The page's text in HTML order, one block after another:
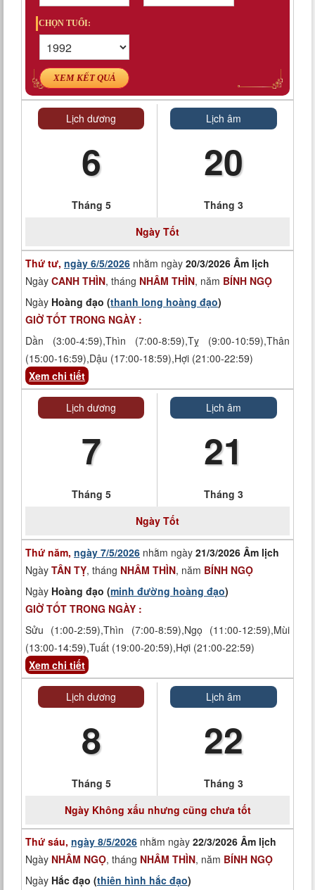
CHỌN TUỔI:
XEM KẾT QUẢ
Lịch dương
6
Tháng 5
Lịch âm
20
Tháng 3
Ngày Tốt
Thứ tư, ngày 6/5/2026 nhằm ngày 20/3/2026 Âm lịch
Ngày CANH THÌN, tháng NHÂM THÌN, năm BÍNH NGỌ
Ngày Hoàng đạo (thanh long hoàng đạo)
GIỜ TỐT TRONG NGÀY :
Dần (3:00-4:59),Thìn (7:00-8:59),Tỵ (9:00-10:59),Thân
(15:00-16:59),Dậu (17:00-18:59),Hợi (21:00-22:59)
Xem chi tiết
Lịch dương
7
Tháng 5
Lịch âm
21
Tháng 3
Ngày Tốt
Thứ năm, ngày 7/5/2026 nhằm ngày 21/3/2026 Âm lịch
Ngày TÂN TỴ, tháng NHÂM THÌN, năm BÍNH NGỌ
Ngày Hoàng đạo (minh đường hoàng đạo)
GIỜ TỐT TRONG NGÀY :
Sửu (1:00-2:59),Thìn (7:00-8:59),Ngọ (11:00-12:59),Mùi
(13:00-14:59),Tuất (19:00-20:59),Hợi (21:00-22:59)
Xem chi tiết
Lịch dương
8
Tháng 5
Lịch âm
22
Tháng 3
NgàyKhông xấu nhưng cũng chưa tốt
Thứ sáu, ngày 8/5/2026 nhằm ngày 22/3/2026 Âm lịch
Ngày NHÂM NGỌ, tháng NHÂM THÌN, năm BÍNH NGỌ
Ngày Hắc đạo (thiên hình hắc đạo)